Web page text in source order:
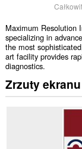
Maximum Resolution
specializing in
the most
art facility provides
diagnostics.
Zrzuty ekranu